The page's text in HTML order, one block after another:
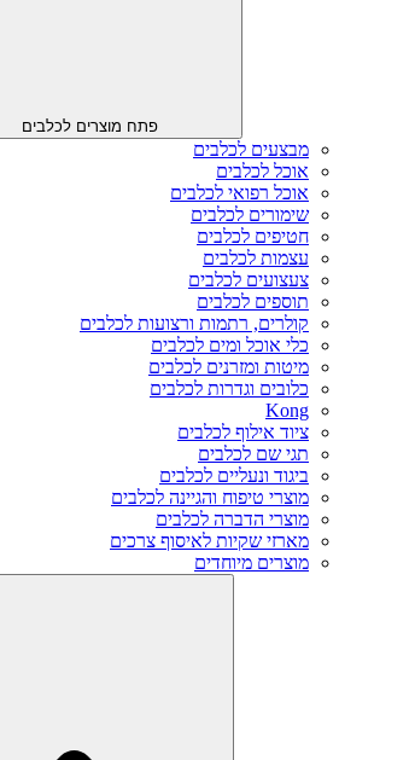
פתח מוצרים לכלבים
מבצעים לכלבים
אוכל לכלבים
אוכל רפואי לכלבים
שימורים לכלבים
חטיפים לכלבים
עצמות לכלבים
צעצועים לכלבים
תוספים לכלבים
קולרים, רתמות ורצועות לכלבים
כלי אוכל ומים לכלבים
מיטות ומזרנים לכלבים
כלובים וגדרות לכלבים
Kong
ציוד אילוף לכלבים
תגי שם לכלבים
ביגוד ונעליים לכלבים
מוצרי טיפוח והגיינה לכלבים
מוצרי הדברה לכלבים
מארזי שקיות לאיסוף צרכים
מוצרים מיוחדים